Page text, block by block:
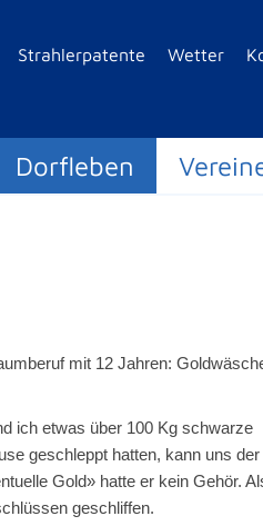
Strahlerpatente Wetter
Dorfleben
mit 12 Jahren:
ich etwas über 100 Kg schwarze
geschleppt hatten, kann uns
Gold» hatte er kein Gehör.
geschliffen.